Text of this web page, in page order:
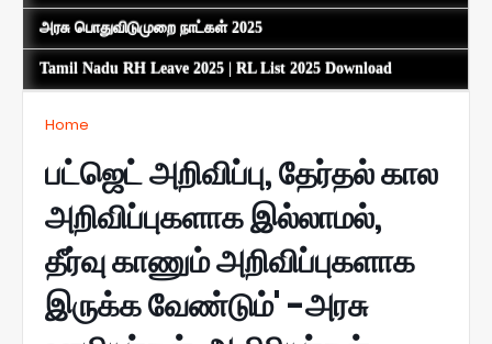
அரசு பொதுவிடுமுறை நாட்கள் 2025
Tamil Nadu RH Leave 2025 | RL List 2025 Download
Home
பட்ஜெட் அறிவிப்பு, தேர்தல் கால
அறிவிப்புகளாக இல்லாமல்,
தீர்வு காணும் அறிவிப்புகளாக
இருக்க வேண்டும்' -அரசு